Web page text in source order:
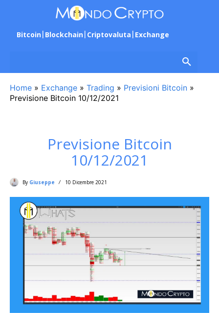
Bitcoin Blockchain Criptovaluta Exchange
Home » Exchange » Trading » Previsioni Bitcoin »
Previsione Bitcoin 10/12/2021
Previsione Bitcoin
10/12/2021
By Giuseppe 10 Dicembre 2021